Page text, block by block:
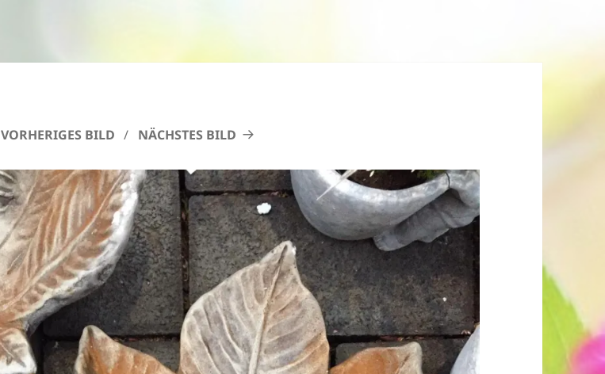
VORHERIGES BILD NÄCHSTES BILD